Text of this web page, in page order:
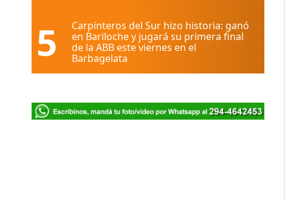
5
Carpinteros del Sur hizo historia: ganó
en Bariloche y jugará su primera final
de la ABB este viernes en el
Barbagelata